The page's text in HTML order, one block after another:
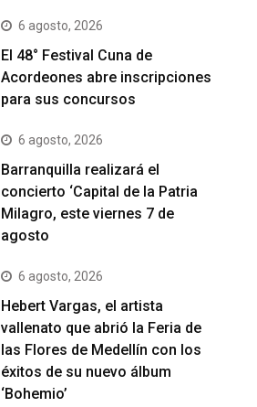
6 agosto, 2026
El 48° Festival Cuna de
Acordeones abre inscripciones
para sus concursos
6 agosto, 2026
Barranquilla realizará el
concierto ‘Capital de la Patria
Milagro, este viernes 7 de
agosto
6 agosto, 2026
Hebert Vargas, el artista
vallenato que abrió la Feria de
las Flores de Medellín con los
éxitos de su nuevo álbum
‘Bohemio’